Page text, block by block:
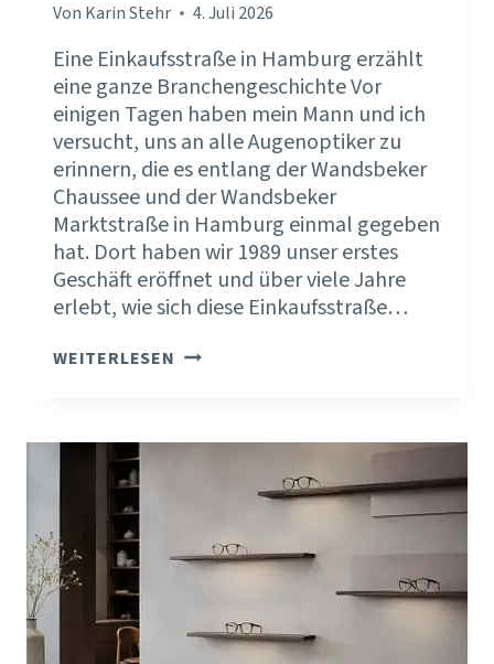
Von Karin Stehr 4. Juli 2026
Eine Einkaufsstraße in Hamburg erzählt
eine ganze Branchengeschichte Vor
einigen Tagen haben mein Mann und ich
versucht, uns an alle Augenoptiker zu
erinnern, die es entlang der Wandsbeker
Chaussee und der Wandsbeker
Marktstraße in Hamburg einmal gegeben
hat. Dort haben wir 1989 unser erstes
Geschäft eröffnet und über viele Jahre
erlebt, wie sich diese Einkaufsstraße…
WEITERLESEN DIE
DEINE
SCHAFFST